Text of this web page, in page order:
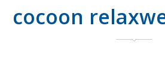
cocoon